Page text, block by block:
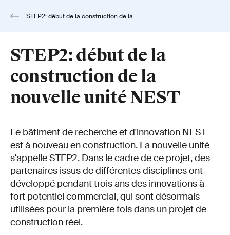
STEP2: début de la
construction de la
nouvelle unité NEST
Le bâtiment de recherche et d'innovation NEST
est à nouveau en construction. La nouvelle unité
s'appelle STEP2. Dans le cadre de ce projet, des
partenaires issus de différentes disciplines ont
développé pendant trois ans des innovations à
fort potentiel commercial, qui sont désormais
utilisées pour la première fois dans un projet de
construction réel.